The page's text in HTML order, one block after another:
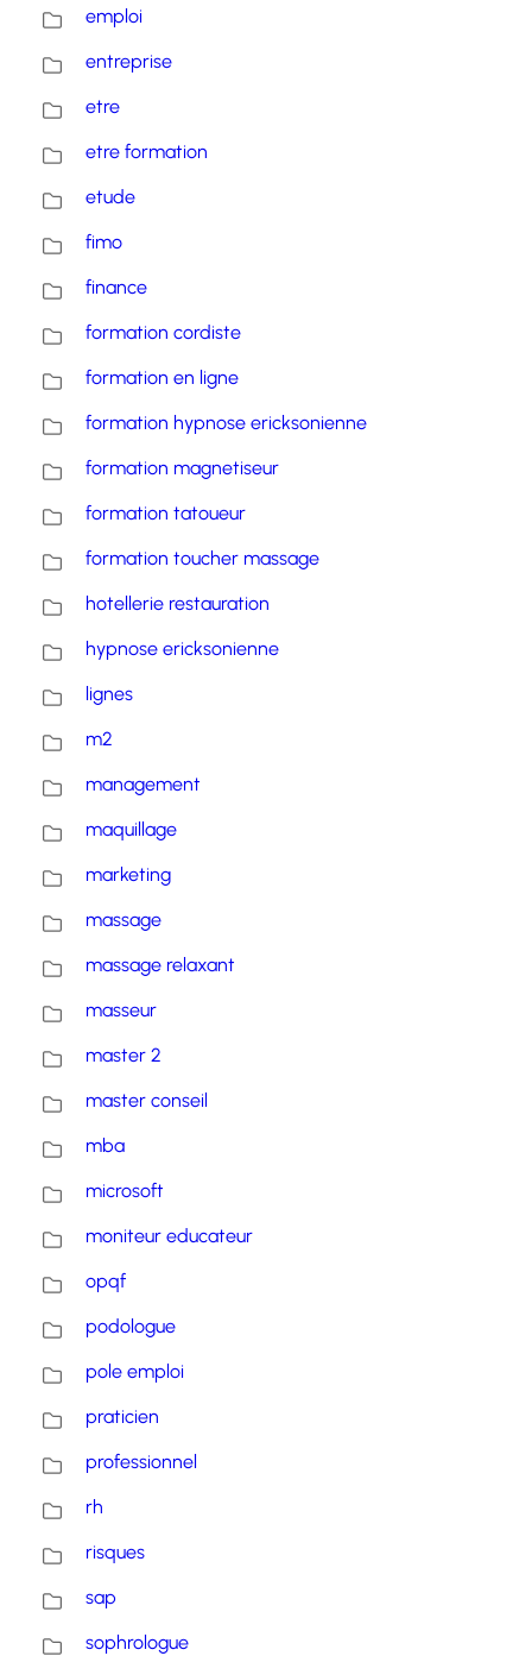
emploi
entreprise
etre
etre formation
etude
fimo
finance
formation cordiste
formation en ligne
formation hypnose ericksonienne
formation magnetiseur
formation tatoueur
formation toucher massage
hotellerie restauration
hypnose ericksonienne
lignes
m2
management
maquillage
marketing
massage
massage relaxant
masseur
master 2
master conseil
mba
microsoft
moniteur educateur
opqf
podologue
pole emploi
praticien
professionnel
rh
risques
sap
sophrologue